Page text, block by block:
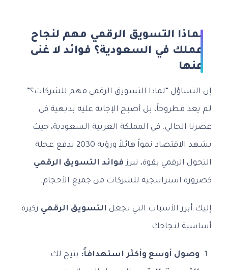
لماذا التسويق الرقمي مهم لنجاح
عملك في السعودية؟ فوائد لا غنى
عنها
إن التساؤل “لماذا التسويق الرقمي مهم للشركات؟”
لم يعد مطروحاً، بل أصبح الإجابة عليه بديهية في
عصرنا الحالي. في المملكة العربية السعودية، حيث
يشهد الاقتصاد نمواً هائلاً ورؤية 2030 تدفع عجلة
التحول الرقمي بقوة، تبرز فوائد التسويق الرقمي
كضرورة استراتيجية للشركات من جميع الأحجام.
إليك أبرز الأسباب التي تجعل التسويق الرقمي ركيزة
أساسية لنجاحك:
وصول أوسع وأكثر استهدافاً: يتيح لك